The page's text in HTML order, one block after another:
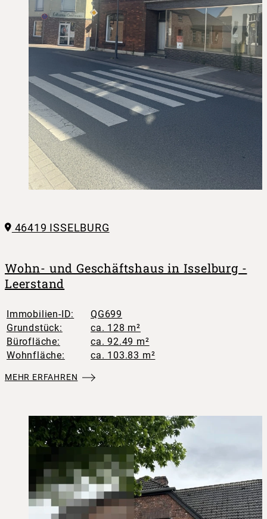
46419 ISSELBURG
Wohn- und Geschäftshaus in Isselburg -
Leerstand
Immobilien-ID:
QG699
Grundstück:
ca. 128 m²
Bürofläche:
ca. 92.49 m²
Wohnfläche:
ca. 103.83 m²
MEHR ERFAHREN